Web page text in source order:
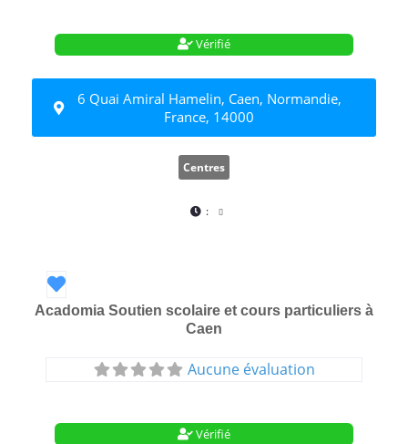
Vérifié
6 Quai Amiral Hamelin, Caen, Normandie,
France, 14000
Centres
:
Favori
Acadomia Soutien scolaire et cours particuliers à
Caen
Aucune évaluation
Vérifié